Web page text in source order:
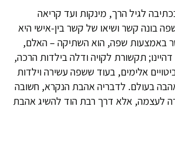
לגיל הרך, מינקות ועד קריאה
בונה קשר ושיאו של קשר בין-אישי היא
באמצעות שפה, הוא השתיקה – האלם,
תקשורת לקויה ודלה בילדות הרכה,
אלימים, בעוד ששפה עשירה וילדות
בעולם. לדבריה אהבת הנקרא, חשובה
לעצמה, אלא דרך רבת הוד להשיג אהבת